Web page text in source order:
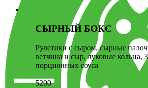
СЫРНЫЙ БОКС
Рулетики с сыром, сырные
ветчина и сыр, луковые кольца,
порционных соуса
5200